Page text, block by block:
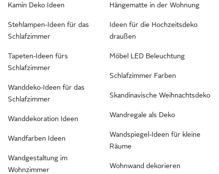
Kamin Deko Ideen
Stehlampen-Ideen für das
Schlafzimmer
Tapeten-Ideen fürs
Schlafzimmer
Wanddeko-Ideen für das
Schlafzimmer
Wanddekoration Ideen
Wandfarben Ideen
Wandgestaltung im
Wohnzimmer
Hängematte in der Wohnung
Ideen für die Hochzeitsdeko
draußen
Möbel LED Beleuchtung
Schlafzimmer Farben
Skandinavische Weihnachtsdeko
Wandregale als Deko
Wandspiegel-Ideen für kleine
Räume
Wohnwand dekorieren